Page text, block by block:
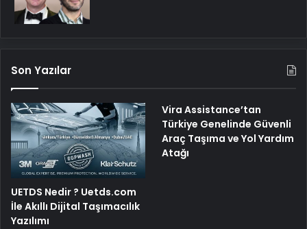
Son Yazılar
UETDS Nedir ? Uetds.com
İle Akıllı Dijital Taşımacılık
Yazılımı
Vira Assistance’tan
Türkiye Genelinde Güvenli
Araç Taşıma ve Yol Yardım
Atağı